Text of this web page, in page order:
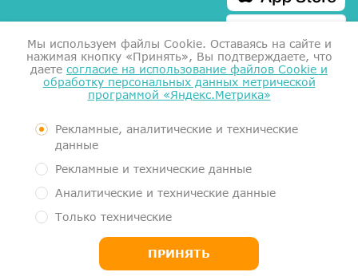
Справка для налоговой
Документы
Контролирующие органы
Пользовательское соглашение
Политика обработки персональных данных
Медицинский центр МеркуриМед. Услуги оказывает Общество с
1161101054663, ИНН 1101058834)
Мы используем файлы Сookie. Оставаясь на сайте и
нажимая кнопку «Принять», Вы подтверждаете, что
даете согласие на использование файлов Cookie и
обработку персональных данных метрической
программой «Яндекс.Метрика»
Рекламные, аналитические и технические
данные
Рекламные и технические данные
Аналитические и технические данные
Только технические
ПРИНЯТЬ